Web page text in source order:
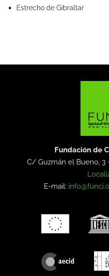
Estrecho de Gibraltar
Fundación de
C/ Guzmán el Bueno, 3
E-mail: